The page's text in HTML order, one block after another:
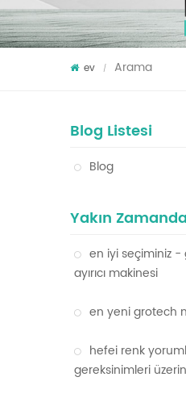
ev / Arama
Blog Listesi
Blog
Yakın
en iyi seçiminiz
ayırıcı makinesi
en yeni grotech
hefei renk
gereksinimleri